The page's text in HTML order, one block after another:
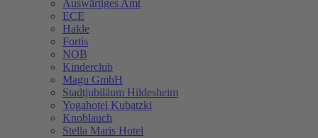
Auswärtiges Amt
ECE
Hakle
Fortis
NOB
Kinderclub
Magu GmbH
Stadtjubiläum Hildesheim
Yogahotel Kubatzki
Knoblauch
Stella Maris Hotel